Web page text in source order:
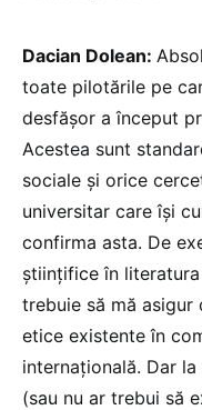
Dacian Dolean:
toate pilotările pe
desfășor a început
Acestea sunt
sociale și orice
universitar care își
confirma asta. De
științifice în
trebuie să mă
etice existente în
internațională. Dar
(sau nu ar trebui să